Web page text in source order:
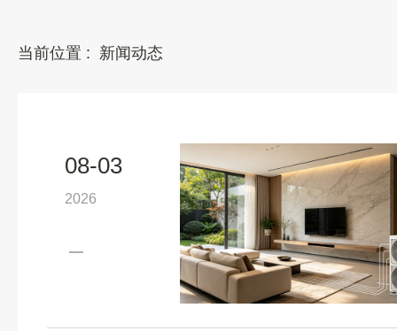
当前位置 : 新闻动态
08-03
2026